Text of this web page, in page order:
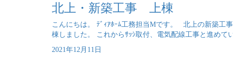
北上・新築工事 上棟
こんにちは。 ﾃﾞｨｱﾎｰﾑ工務担当Mです。 北上の新築工
棟しました。 これからｻｯｼ取付、電気配線工事と進めて
2021年12月11日